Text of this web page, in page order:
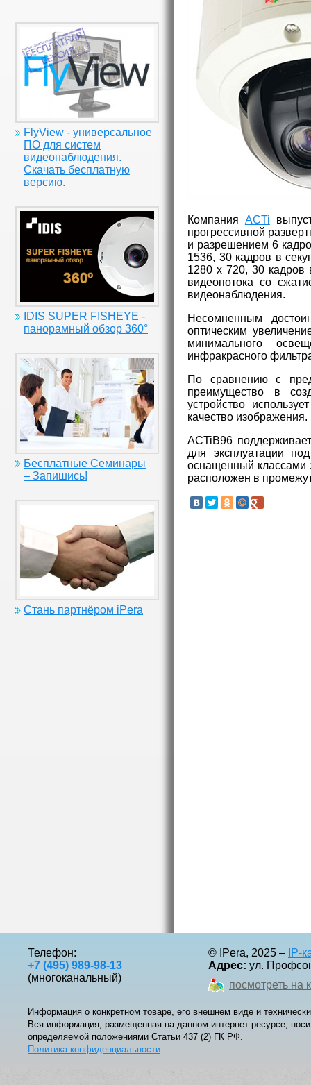
FlyView - универсальное
ПО для систем
видеонаблюдения.
Скачать бесплатную
версию.
IDIS SUPER FISHEYE -
панорамный обзор 360°
Бесплатные Семинары
– Запишись!
Стань партнёром iPera
Компания ACTi
прогрессивной
и разрешением 6
1536, 30 кадров в
1280 х 720, 30 кадров
видеопотока со
видеонаблюдения.
Несомненным
оптическим
минимального
инфракрасного
По сравнению с
преимущество в
устройство
качество изображения.
ACTiB96
для эксплуатации
оснащенный
расположен в
Телефон:
+7 (495) 989-98-13
(многоканальный)
© IPera, 2025 – IP-
Адрес: ул.
посмотреть на
Информация о конкретном товаре, его внешнем виде и
Вся информация, размещенная на данном интернет-ресурсе,
определяемой положениями Статьи 437 (2) ГК РФ.
Политика конфиденциальности